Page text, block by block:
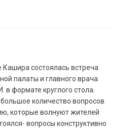
Кашира состоялась встреча
палаты и главного врача
формате круглого стола.
количество вопросов
которые волнуют жителей
вопросы конструктивно